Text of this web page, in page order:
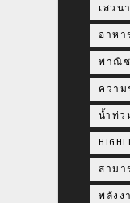
เสวนา
อาหา
พาณิ
ความ
น้ำท่ว
สามา
พลังง